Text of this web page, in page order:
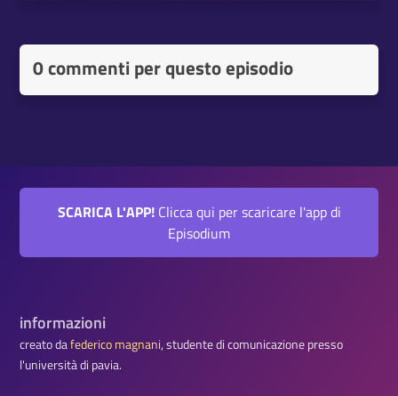
0 commenti per questo episodio
SCARICA L'APP!Clicca qui per scaricare l'app di
Episodium
informazioni
creato dafederico magnani, studente di comunicazione presso
l'università di pavia.